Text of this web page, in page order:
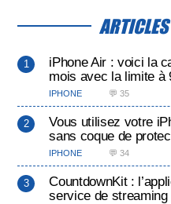
iPhone Air : voici la
mois avec la limite à
IPHONE 💬 35
Vous utilisez votre
sans coque de
IPHONE 💬 34
CountdownKit :
service de streaming